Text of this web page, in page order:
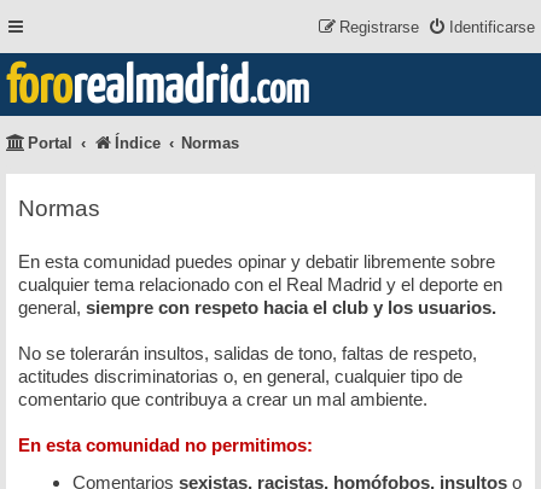
Identificarse
Registrarse
fororealmadrid.com
Portal Índice Normas
Normas
En esta comunidad puedes opinar y debatir libremente sobre
cualquier tema relacionado con el Real Madrid y el deporte en
general, siempre con respeto hacia el club y los usuarios.
No se tolerarán insultos, salidas de tono, faltas de respeto,
actitudes discriminatorias o, en general, cualquier tipo de
comentario que contribuya a crear un mal ambiente.
En esta comunidad no permitimos:
Comentarios sexistas, racistas, homófobos, insultos o